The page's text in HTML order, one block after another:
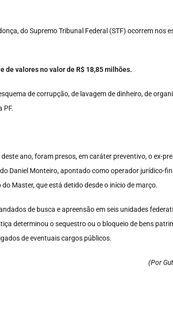
do Supremo Tribunal Federal (STF) ocorrem nos
de valores no valor de R$ 18,85 milhões.
de corrupção, de lavagem de dinheiro, de
PF.
ano, foram presos, em caráter preventivo, o ex-
Daniel Monteiro, apontado como operador jurídico-
Master, que está detido desde o início de março.
de busca e apreensão em seis unidades
determinou o sequestro ou o bloqueio de bens
de eventuais cargos públicos.
(Por